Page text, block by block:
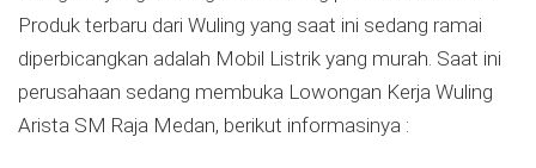
Produk terbaru dari Wuling yang saat ini sedang ramai
diperbicangkan adalah Mobil Listrik yang murah. Saat ini
perusahaan sedang membuka Lowongan Kerja Wuling
Arista SM Raja Medan, berikut informasinya :